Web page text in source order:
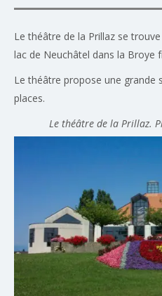
Le théâtre de la Prillaz se
lac de Neuchâtel dans la Broye
Le théâtre propose une grande
places.
Le théâtre de la Prillaz.